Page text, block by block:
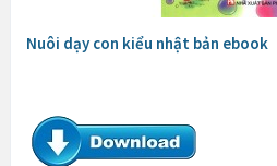
Nuôi dạy con kiểu nhật bản ebook